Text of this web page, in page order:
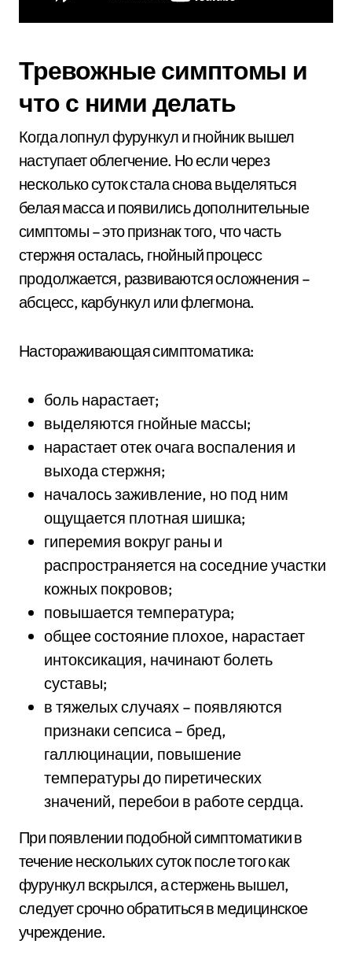
Тревожные симптомы и
что с ними делать
Когда лопнул фурункул и гнойник вышел
наступает облегчение. Но если через
несколько суток стала снова выделяться
белая масса и появились дополнительные
симптомы – это признак того, что часть
стержня осталась, гнойный процесс
продолжается, развиваются осложнения –
абсцесс, карбункул или флегмона.
Настораживающая симптоматика:
боль нарастает;
выделяются гнойные массы;
нарастает отек очага воспаления и
выхода стержня;
началось заживление, но под ним
ощущается плотная шишка;
гиперемия вокруг раны и
распространяется на соседние участки
кожных покровов;
повышается температура;
общее состояние плохое, нарастает
интоксикация, начинают болеть
суставы;
в тяжелых случаях – появляются
признаки сепсиса – бред,
галлюцинации, повышение
температуры до пиретических
значений, перебои в работе сердца.
При появлении подобной симптоматики в
течение нескольких суток после того как
фурункул вскрылся, а стержень вышел,
следует срочно обратиться в медицинское
учреждение.